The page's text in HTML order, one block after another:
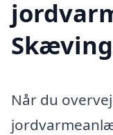
Når du